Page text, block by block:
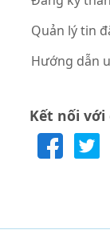
Quản lý tin
Hướng dẫn
Kết nối